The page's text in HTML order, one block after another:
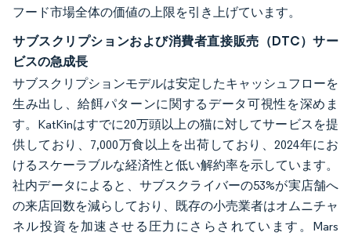
フード市場全体の価値の上限を引き上げています。
サブスクリプションおよび消費者直接販売（DTC）サー
ビスの急成長
サブスクリプションモデルは安定したキャッシュフローを
生み出し、給餌パターンに関するデータ可視性を深めま
す。KatKinはすでに20万頭以上の猫に対してサービスを提
供しており、7,000万食以上を出荷しており、2024年にお
けるスケーラブルな経済性と低い解約率を示しています。
社内データによると、サブスクライバーの53%が実店舗へ
の来店回数を減らしており、既存の小売業者はオムニチャ
ネル投資を加速させる圧力にさらされています。Mars